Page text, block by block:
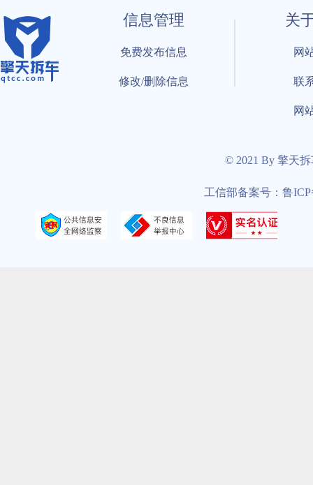
信息管理
免费发布信息
修改/删除信息
关
网
联
网
© 2021 By 擎天
工信部备案号：鲁